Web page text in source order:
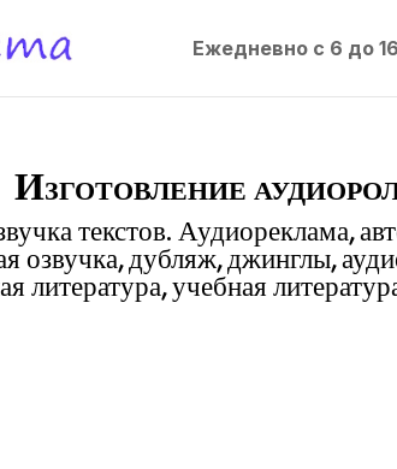
Ежедневно с 6 до
Изготовление
текстов. Аудиореклама,
озвучка, дубляж, джинглы,
литература, учебная